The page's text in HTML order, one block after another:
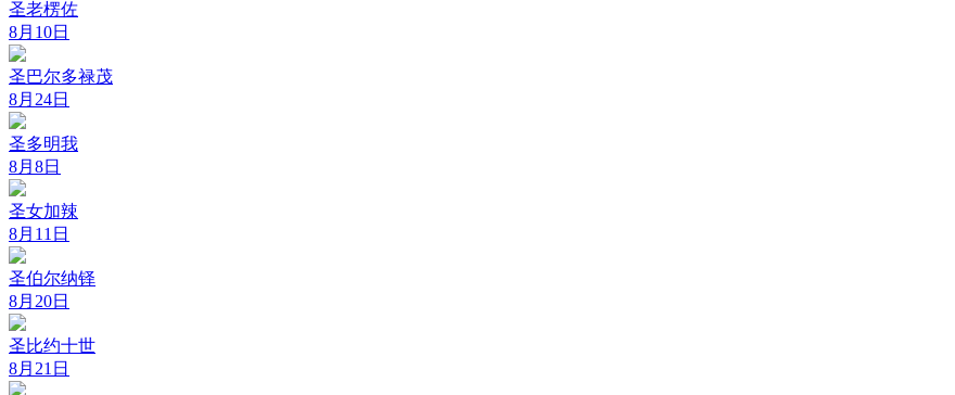
圣老楞佐
8月10日
圣巴尔多禄茂
8月24日
圣多明我
8月8日
圣女加辣
8月11日
圣伯尔纳铎
8月20日
圣比约十世
8月21日